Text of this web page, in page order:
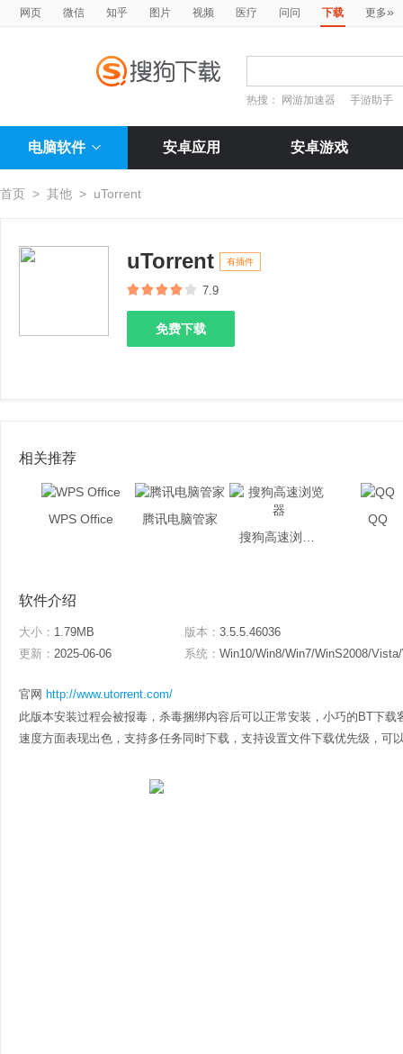
网页 微信 知乎 图片 视频 医疗 问问 下载 更多»
热搜： 网游加速器 手游助手
电脑软件 安卓应用 安卓游戏
首页 > 其他 > uTorrent
uTorrent 有插件
7.9
免费下载
相关推荐
WPS Office
腾讯电脑管家
QQ
软件介绍
大小： 1.79MB 版本： 3.5.5.46036
更新： 2025-06-06 系统： Win10/Win8/Win7/WinS2008/
官网 http://www.utorrent.com/
此版本安装过程会被报毒，杀毒捆绑内容后可以正常安装，小巧的BT下
速度方面表现出色，支持多任务同时下载，支持设置文件下载优先级，可